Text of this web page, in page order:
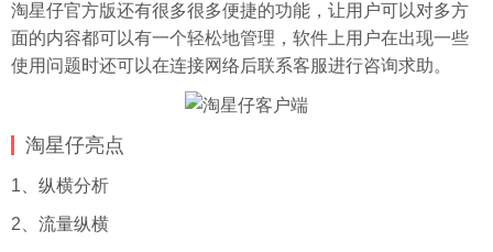
淘星仔官方版还有很多很多便捷的功能，让用户可以对多方
面的内容都可以有一个轻松地管理，软件上用户在出现一些
使用问题时还可以在连接网络后联系客服进行咨询求助。
淘星仔亮点
1、纵横分析
2、流量纵横